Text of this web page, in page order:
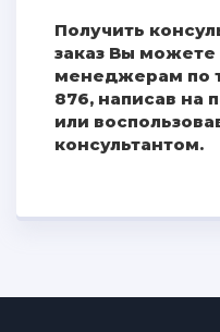
Получить
заказ Вы
менеджерам по
876, написав на
или
консультантом.